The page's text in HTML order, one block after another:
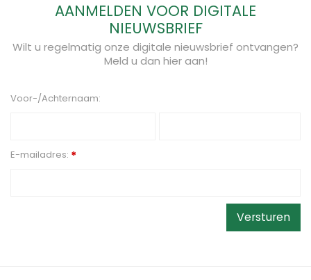
AANMELDEN VOOR DIGITALE
NIEUWSBRIEF
Wilt u regelmatig onze digitale nieuwsbrief ontvangen?
Meld u dan hier aan!
Voor-/Achternaam:
E-mailadres: *